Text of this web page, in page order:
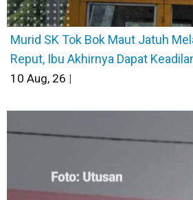
Murid SK Tok Bok Maut Jatuh
Reput, Ibu Akhirnya Dapat
10 Aug, 26 |